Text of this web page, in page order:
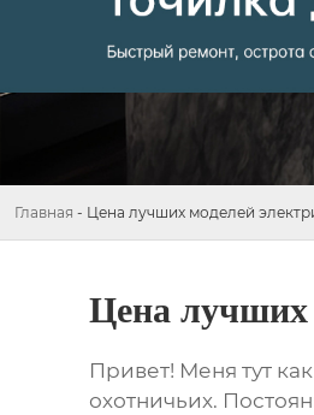
Главная - Цена лучших моделей
Цена лучших
Привет! Меня тут
охотничьих.